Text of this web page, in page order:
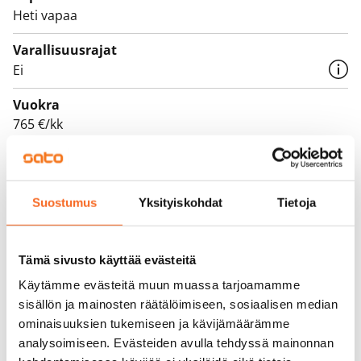
Suostumus Yksityiskohdat Tietoja
Tämä sivusto käyttää evästeitä
Käytämme evästeitä muun muassa tarjoamamme
sisällön ja mainosten räätälöimiseen, sosiaalisen median
ominaisuuksien tukemiseen ja kävijämäärämme
analysoimiseen. Evästeiden avulla tehdyssä mainonnan
Heti vapaa
Varallisuusrajat
Ei
Vuokra
765 €/kk
Vuokravakuus
0 €, (yrityksille min. 1 kk vuokra)
Vuokrasopimus
Toistaiseksi voimassa oleva, minimi asumisaika
12 kk
Irtisanomis­mahdollisuus
12 kk vuokrasopimuksesta tai sopimussakolla
aiemmin